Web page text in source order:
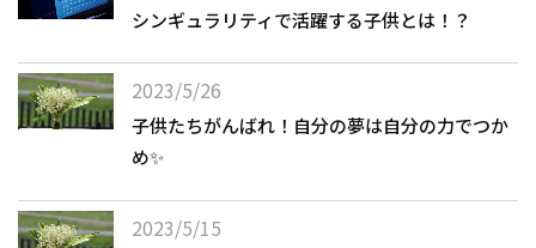
シンギュラリティで活躍する子供とは！？
2023/5/26
子供たちがんばれ！自分の夢は自分の力でつか
め✨
2023/5/15